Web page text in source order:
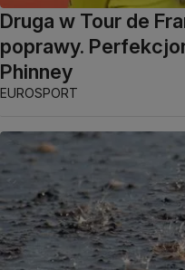
Druga w Tour de
poprawy.
Phinney
EUROSPORT